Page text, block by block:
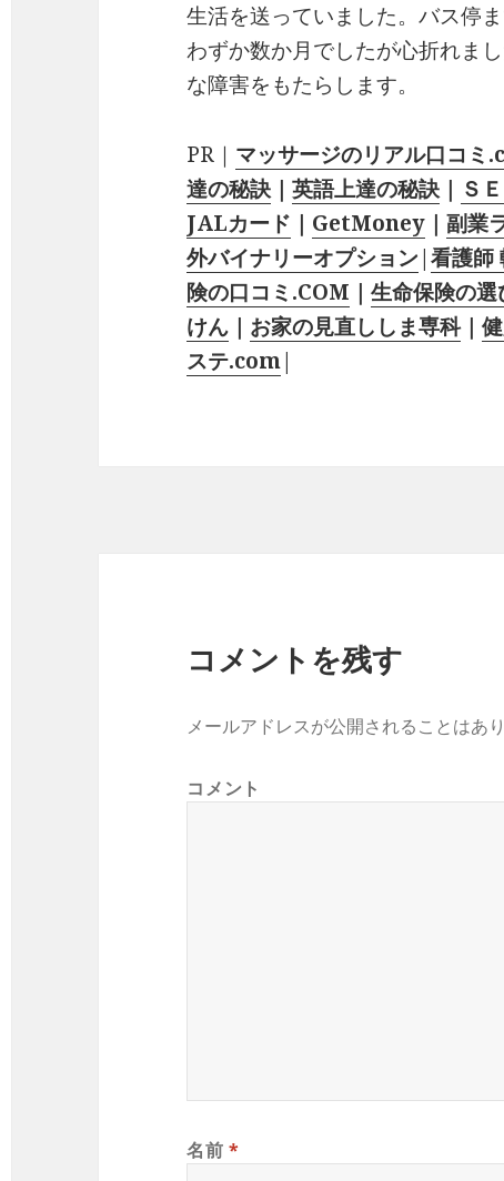
生活を送っていました。バス停
わずか数か月でしたが心折れま
な障害をもたらします。
PR｜ マッサージのリアル口コミ
達の秘訣 ｜英語上達の秘訣 ｜ Ｓ
JALカード ｜ GetMoney ｜副業
外バイナリーオプション|看護師
険の口コミ.COM ｜生命保険の選
けん ｜ お家の見直ししま専科｜
ステ.com|
コメントを残す
メールアドレスが公開されることはあり
コメント
名前*